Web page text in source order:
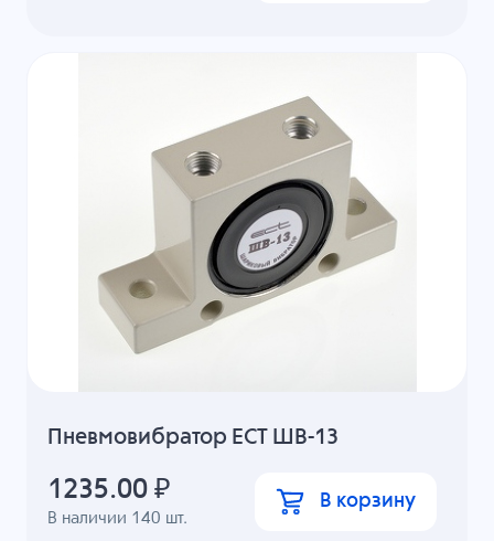
Пневмовибратор ECT ШВ-13
В наличии 140 шт.
1235.00 ₽ В корзину